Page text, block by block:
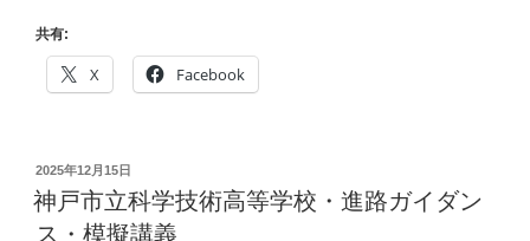
共有:
X Facebook
投
稿
日:
2025年12月15日
神戸市立科学技術高等学校・進路ガイダン
ス・模擬講義